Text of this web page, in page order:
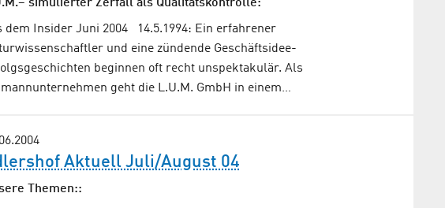
simulierter Zerfall als Qualitätskontrolle:
dem Insider Juni 2004 14.5.1994: Ein erfahrener
und eine zündende Geschäftsidee-
beginnen oft recht unspektakulär. Als
geht die L.U.M. GmbH in einem…
Aktuell Juli/August 04
Themen::